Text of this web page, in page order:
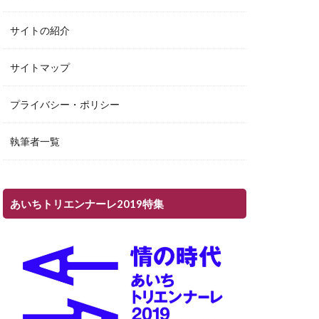
サイトの紹介
サイトマップ
プライバシー・ポリシー
執筆者一覧
あいちトリエンナーレ2019特集